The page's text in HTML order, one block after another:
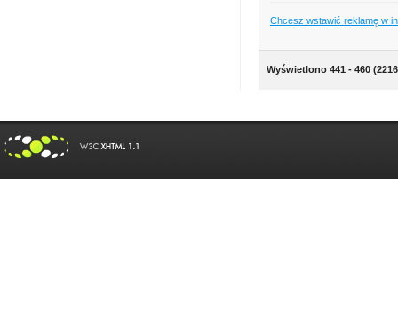
Chcesz wstawić reklamę w
Wyświetlono 441 - 460